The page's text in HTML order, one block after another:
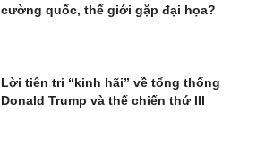
cường quốc, thế giới gặp đại họa?
Lời tiên tri “kinh hãi” về tổng thống
Donald Trump và thế chiến thứ III